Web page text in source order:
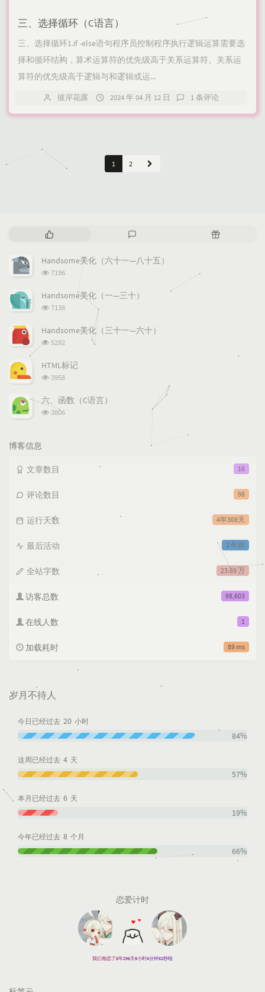
三、选择循环（C语言）
三、选择循环1.if -else语句程序员控制程序执行逻辑运算需要选
择和循环结构，算术运算符的优先级高于关系运算符、关系运
算符的优先级高于逻辑与和逻辑或运...
彼岸花露 2024 年 04 月 12 日 1 条评论
1 2
热
文
章
评
论
随
Handsome美化（六十一—八十五）
浏
次
7196
Handsome美化（一—三十）
浏
次
7138
Handsome美化（三十一—六十）
浏
次
5292
HTML标记
浏
数:
3958
六、函数（C语言）
浏
3806
博客信息
16
文章数目
98
评论数目
4年308天
运行天数
2 年前
最后活动
23.69 万
全站字数
98,603
访客总数
1
在线人数
89 ms
加载耗时
岁月不待人
今日已经过去 20 小时
84%
这周已经过去 4 天
57%
本月已经过去 6 天
19%
今年已经过去 8 个月
66%
恋爱计时
我们相恋了5年296天5小时4分钟33秒啦